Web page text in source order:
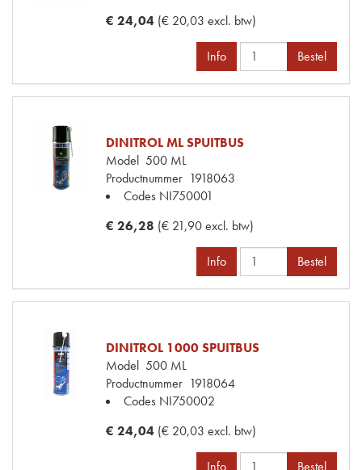
€ 24,04 (€ 20,03 excl. btw)
Info Bestel
DINITROL ML SPUITBUS
Model 500 ML
Productnummer 1918063
Codes NI750001
€ 26,28 (€ 21,90 excl. btw)
Info Bestel
DINITROL 1000 SPUITBUS
Model 500 ML
Productnummer 1918064
Codes NI750002
€ 24,04 (€ 20,03 excl. btw)
Info Bestel